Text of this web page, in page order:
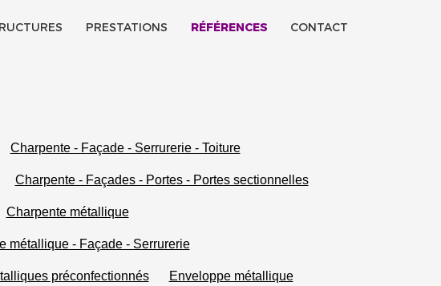
PRESTATIONS RÉFÉRENCES CONTACT
Charpente - Façade - Serrurerie - Toiture
Charpente - Façades - Portes - Portes sectionnelles
Charpente métallique
métallique - Façade - Serrurerie
préconfectionnés Enveloppe métallique